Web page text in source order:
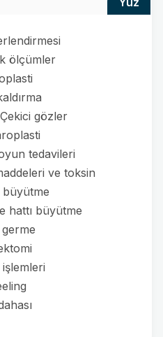
ölçümler
gözler
tedavileri
ve toksin
büyütme
hattı büyütme